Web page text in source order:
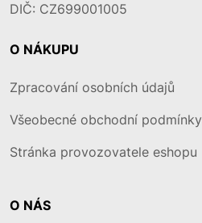
DIČ: CZ699001005
O NÁKUPU
Zpracování osobních údajů
Všeobecné obchodní podmínky
Stránka provozovatele eshopu
O NÁS